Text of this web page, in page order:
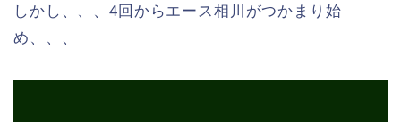
しかし、、、4回からエース相川がつかまり始
め、、、